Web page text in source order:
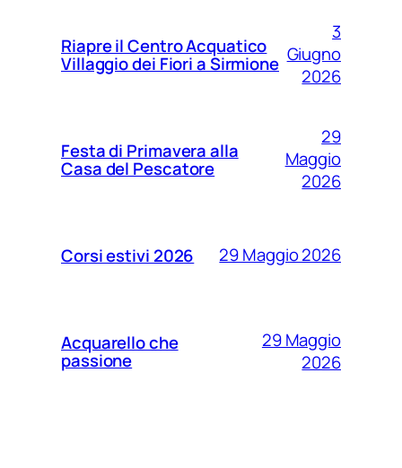
Riapre il Centro Acquatico
Villaggio dei Fiori a Sirmione
3
Giugno
2026
Festa di Primavera alla
Casa del Pescatore
29
Maggio
2026
Corsi estivi 2026 29 Maggio 2026
Acquarello che
passione
29 Maggio
2026